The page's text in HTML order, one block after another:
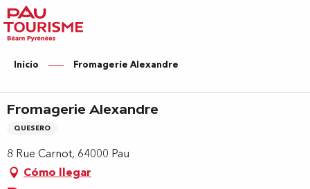
Aller
au
contenu
principal
Inicio Fromagerie Alexandre
Fromagerie Alexandre
QUESERO
8 Rue Carnot, 64000 Pau
Cómo llegar